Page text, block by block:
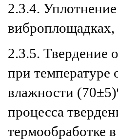
2.3.4.
2.3.5. Твердение
при
влажности
процесса
термообработке